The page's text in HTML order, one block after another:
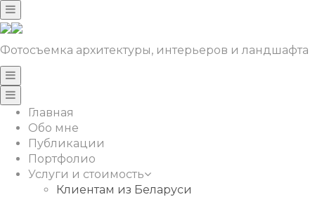
Фотосъемка архитектуры, интерьеров и ландшафта
Главная
Обо мне
Публикации
Портфолио
Услуги и стоимость
Клиентам из Беларуси